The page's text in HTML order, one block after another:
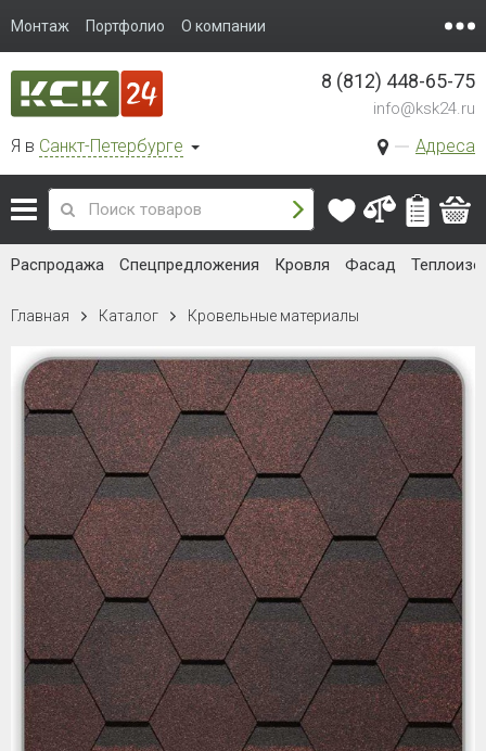
Монтаж Портфолио О компании
Я в Санкт-Петербурге Адреса
8 (812) 448-65-75
info@ksk24.ru
Распродажа Спецпредложения Кровля Фасад
Главная Каталог Кровельные материалы